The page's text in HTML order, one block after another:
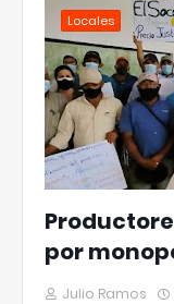
Locales
por
Julio Ramos